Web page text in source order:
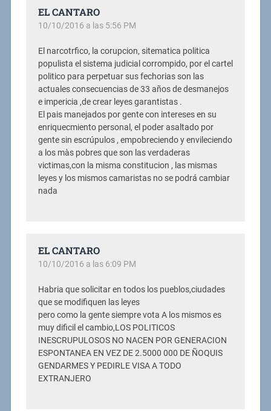
EL CANTARO
10/10/2016 a las 5:56 PM
El narcotrfico, la corupcion, sitematica politica
populista el sistema judicial corrompido, por el cartel
politico para perpetuar sus fechorias son las
actuales consecuencias de 33 años de desmanejos
e impericia ,de crear leyes garantistas .
El pais manejados por gente con intereses en su
enriquecmiento personal, el poder asaltado por
gente sin escrúpulos , empobreciendo y envileciendo
a los màs pobres que son las verdaderas
victimas,con la misma constitucion , las mismas
leyes y los mismos camaristas no se podrá cambiar
nada
EL CANTARO
10/10/2016 a las 6:09 PM
Habria que solicitar en todos los pueblos,ciudades
que se modifiquen las leyes
pero como la gente siempre vota A los mismos es
muy dificil el cambio,LOS POLITICOS
INESCRUPULOSOS NO NACEN POR GENERACION
ESPONTANEA EN VEZ DE 2.5000 000 DE ÑOQUIS
GENDARMES Y PEDIRLE VISA A TODO
EXTRANJERO